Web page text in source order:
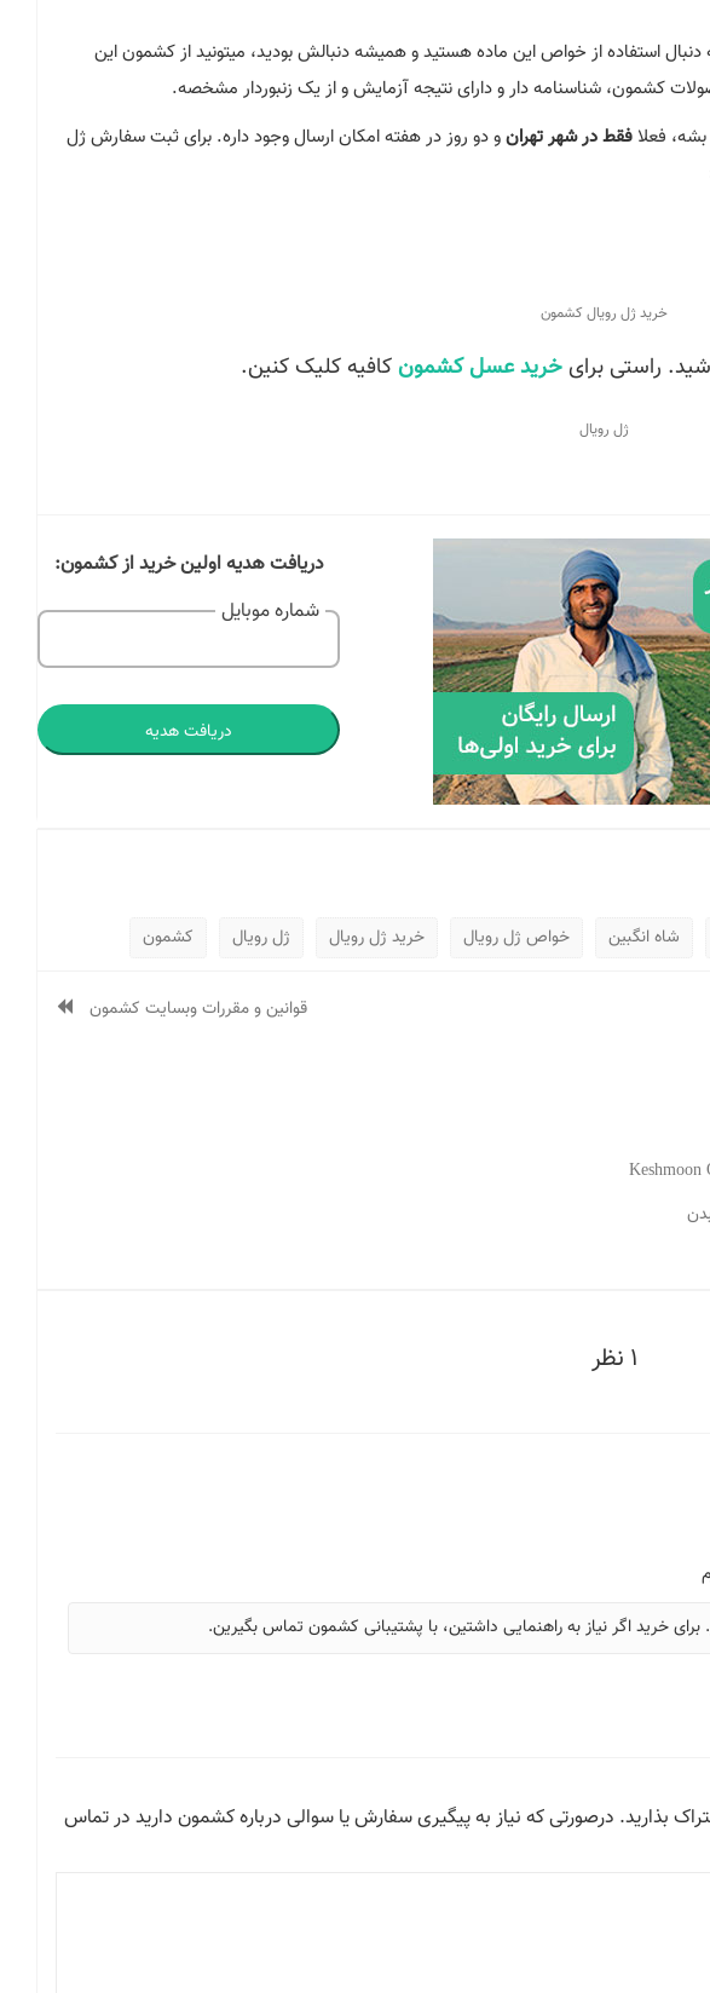
استفاده از خواص این ماده هستید و همیشه دنبالش بودید، میتونید از کشمون این
کشمون، شناسنامه دار و دارای نتیجه آزمایش و از یک زنبوردار مشخصه.
بشه، فعلافقط در شهر تهرانو دو روز در هفته امکان ارسال وجود داره. برای ثبت سفارش ژل
راستی برایخرید عسل کشمونکافیه کلیک کنین.
دریافت هدیه اولین خرید از کشمون:
شماره موبایل
دریافت هدیه
شاه انگبین خواص ژل رویال خرید ژل رویال ژل رویال کشمون
قوانین و مقررات وبسایت کشمون
1 نظر
خرید اگر نیاز به راهنمایی داشتین، با پشتیبانی کشمون تماس بگیرین.
بذارید. درصورتی که نیاز به پیگیری سفارش یا سوالی درباره کشمون دارید در تماس